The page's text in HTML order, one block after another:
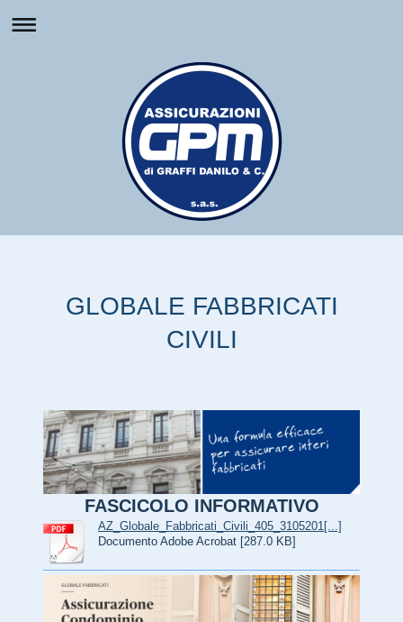
GLOBALE FABBRICATI
CIVILI
FASCICOLO INFORMATIVO
AZ_Globale_Fabbricati_Civili_405_3105201[...]
Documento Adobe Acrobat [287.0 KB]